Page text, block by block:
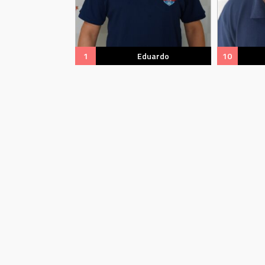
1 Eduardo 10